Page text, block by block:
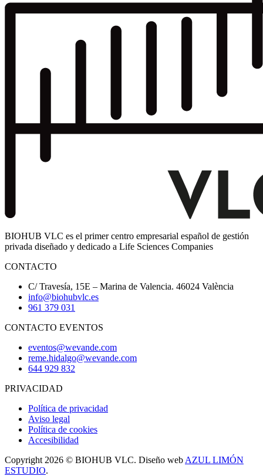
BIOHUB VLC es el primer centro empresarial español de gestión
privada diseñado y dedicado a Life Sciences Companies
CONTACTO
C/ Travesía, 15E – Marina de Valencia. 46024 València
info@biohubvlc.es
961 379 031
CONTACTO EVENTOS
eventos@wevande.com
reme.hidalgo@wevande.com
644 929 832
PRIVACIDAD
Política de privacidad
Aviso legal
Política de cookies
Accesibilidad
Copyright 2026 © BIOHUB VLC. Diseño web AZUL LIMÓN
ESTUDIO.